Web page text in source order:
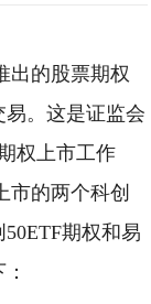
出的股票期权
。这是证监会
权上市工作
市的两个科创
期权和易